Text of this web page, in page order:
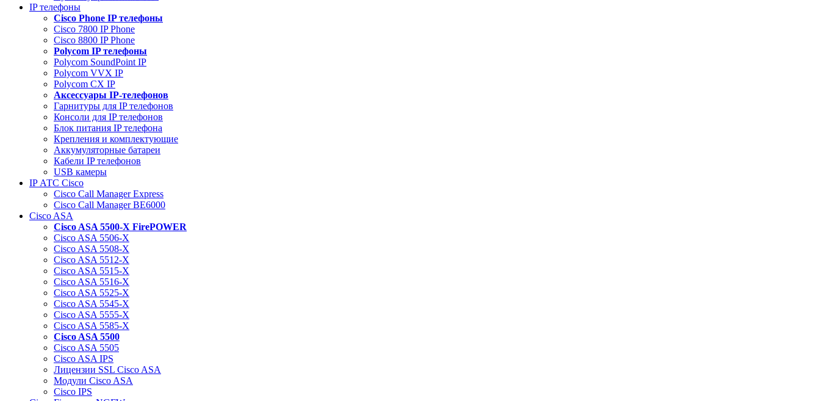
IP телефоны
Сisco Phone IP телефоны
Cisco 7800 IP Phone
Cisco 8800 IP Phone
Polycom IP телефоны
Polycom SoundPoint IP
Polycom VVX IP
Polycom CX IP
Аксессуары IP-телефонов
Гарнитуры для IP телефонов
Консоли для IP телефонов
Блок питания IP телефона
Крепления и комплектующие
Аккумуляторные батареи
Кабели IP телефонов
USB камеры
IP АТС Cisco
Cisco Call Manager Express
Cisco Call Manager BE6000
Cisco ASA
Cisco ASA 5500-X FirePOWER
Cisco ASA 5506-X
Cisco ASA 5508-X
Cisco ASA 5512-X
Cisco ASA 5515-X
Cisco ASA 5516-X
Cisco ASA 5525-X
Cisco ASA 5545-X
Cisco ASA 5555-X
Cisco ASA 5585-X
Cisco ASA 5500
Cisco ASA 5505
Cisco ASA IPS
Лицензии SSL Cisco ASA
Модули Cisco ASA
Cisco IPS